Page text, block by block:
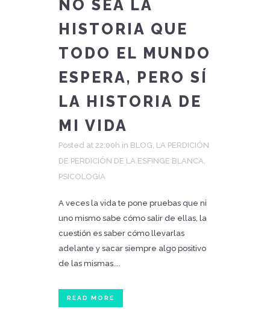
NO SEA LA
HISTORIA QUE
TODO EL MUNDO
ESPERA, PERO SÍ
LA HISTORIA DE
MI VIDA
Posted at 22:00h in BLOG, LA PERDICIÓN
DE PERDICIÓN DE LA ESFINGE BLANCA,
PSICOLOGÍA
A veces la vida te pone pruebas que ni
uno mismo sabe cómo salir de ellas, la
cuestión es saber cómo llevarlas
adelante y sacar siempre algo positivo
de las mismas....
READ MORE